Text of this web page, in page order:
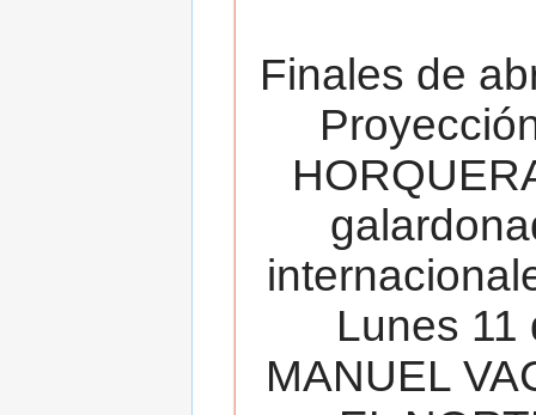
Finales de
Lunes 11
MANUEL